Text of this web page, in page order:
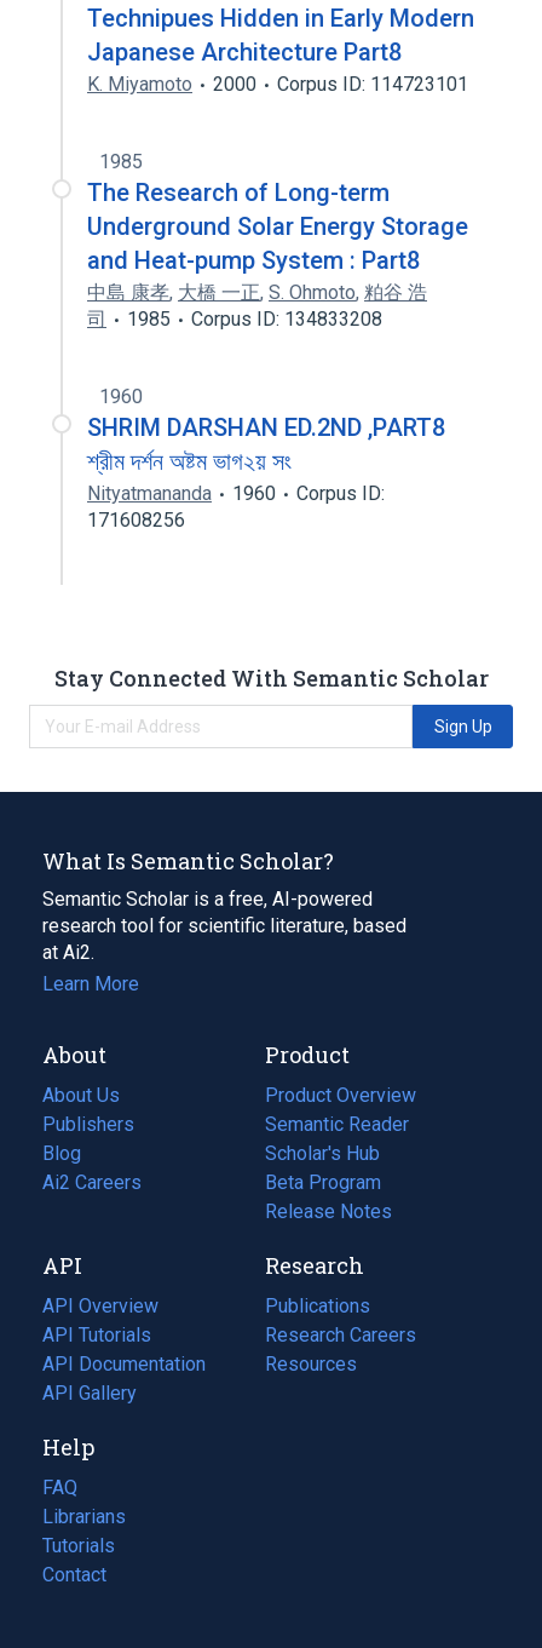
Technipues Hidden in Early Modern
Japanese Architecture Part8
K. Miyamoto 2000 Corpus ID: 114723101
1985
The Research of Long-term
Underground Solar Energy Storage
and Heat-pump System : Part8
中島 康孝, 大橋 一正, S. Ohmoto, 粕谷 浩
司
1985 Corpus ID: 134833208
1960
SHRIM DARSHAN ED.2ND ,PART8
শ্রীম দর্শন অষ্টম ভাগ২য় সং
Nityatmananda 1960
Corpus ID:
171608256
Stay Connected With Semantic Scholar
Sign Up
What Is Semantic Scholar?
Semantic Scholar is a free, AI-powered
research tool for scientific literature, based
at Ai2.
Learn More
About
About Us
Publishers
Blog
(opens
in
tab)
Ai2 Careers
(opens
new
tab)
Product
Product Overview
Semantic Reader
Scholar's Hub
Beta Program
Release Notes
API
API Overview
API Tutorials
API Documentation
(opens
in
new
tab)
API Gallery
Research
Publications
(opens
in
a
Research Careers
(opens
in
Resources
(opens
Help
FAQ
Librarians
Tutorials
Contact